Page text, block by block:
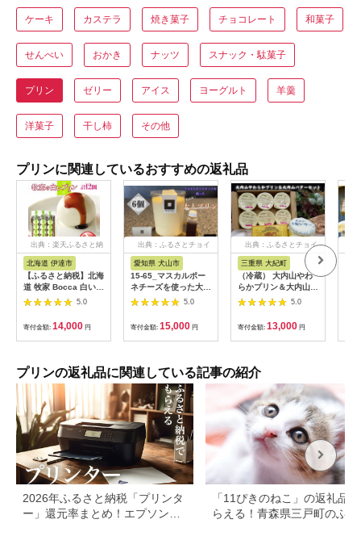
ケーキ カステラ 焼き菓子 チョコレート 和菓子
せんべい おかき ナッツ スナック・駄菓子
プリン ゼリー アイス ヨーグルト 羊羹
洋菓子 干し柿 その他
プリンに関連しているおすすめの返礼品
出典：楽天ふるさと納
北海道 伊達市
【ふるさと納税】北海
道 牧家 Bocca 白いプ
リン 4個入 3本 計12
個 プリン カラメルソ
ース カラメル もちも
ち 生乳 ミルク 卵不使
用 風船プリン スイー
料無料 【 伊達市 】
5.0
寄付金額: 14,000 円
出典：ふるさとチョイ
愛知県 犬山市
15-65_マスカルポー
ネチーズを使った大人
のプリン 6個入り｜プ
リン 大人のおやつ 洋
菓子 スイーツ デザー
ト おやつ お土産 おい
しい ご褒美 プレゼン
個 贈答 濃厚 極上のマ
スカルポーネチーズプ
リン
5.0
寄付金額: 15,000 円
出典：ふるさとチョイ
三重県 大紀町
（冷蔵） 大内山やわ
らかプリン＆大内山バ
ター セット ／ 大内山
ミルク村 乳製品 プリ
ン バター 乳製品 大紀
ブランド 三重県 大紀
町
5.0
寄付金額: 13,000 円
プリンの返礼品に関連している記事の紹介
2026年ふるさと納税「プリンタ
ー」還元率まとめ！エプソン・
「11ぴきのねこ」の返礼品
らえる！青森県三戸町のふる